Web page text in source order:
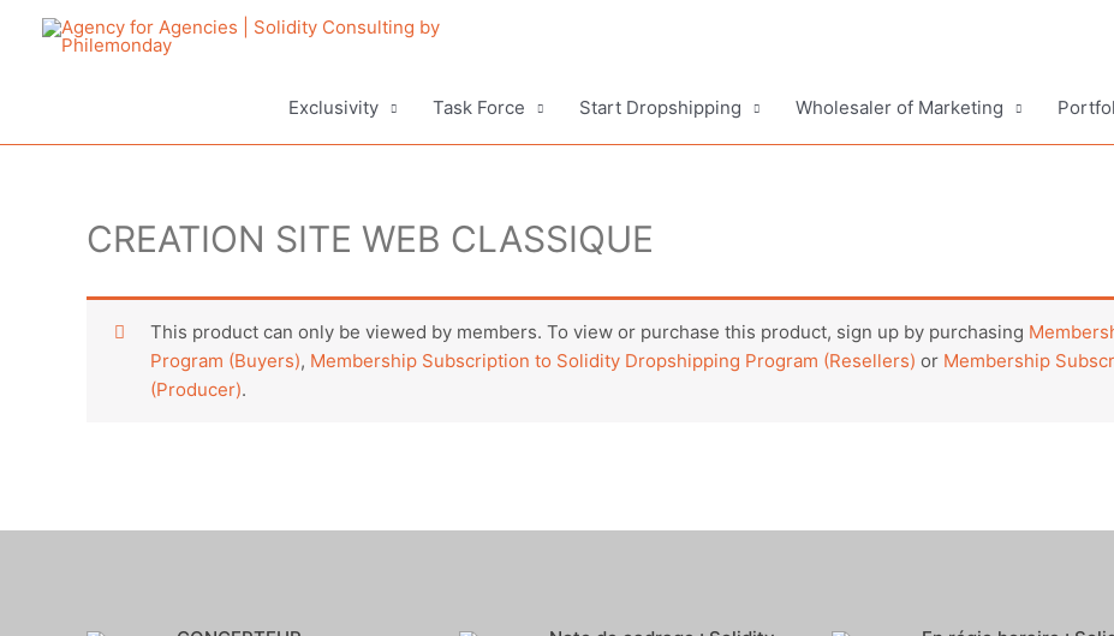
Exclusivity
Task Force Start Dropshipping Wholesaler of Marketing
CREATION SITE WEB CLASSIQUE
This product can only be viewed by members. To view or purchase this product, sign up by purchasing
Program (Buyers), Membership Subscription to Solidity Dropshipping Program (Resellers) or Membership
(Producer).